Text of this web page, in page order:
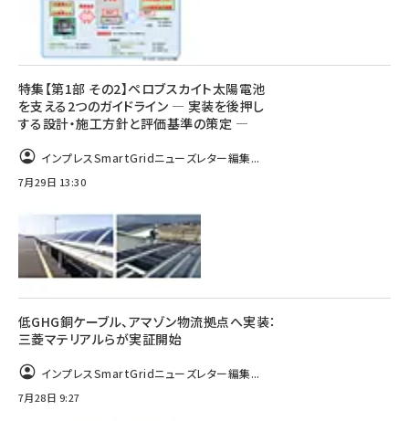
特集【第1部 その2】ペロブスカイト太陽電池
を支える2つのガイドライン ― 実装を後押し
する設計・施工方針と評価基準の策定 ―
インプレスSmartGridニューズレター編集...
7月29日 13:30
低GHG銅ケーブル、アマゾン物流拠点へ実装：
三菱マテリアルらが実証開始
インプレスSmartGridニューズレター編集...
7月28日 9:27